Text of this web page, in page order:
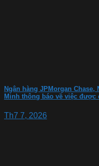
Ngân hàng JPMorgan
Minh thông báo về việc
Th7 7, 2026